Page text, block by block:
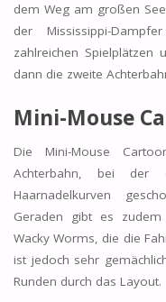
dem Weg am großen
der Mississippi-
zahlreichen Spielplätzen
dann die zweite
Mini-Mouse
Die Mini-Mouse
Achterbahn, bei
Haarnadelkurven
Geraden gibt es
Wacky Worms, die die
ist jedoch sehr
Runden durch das Layout.